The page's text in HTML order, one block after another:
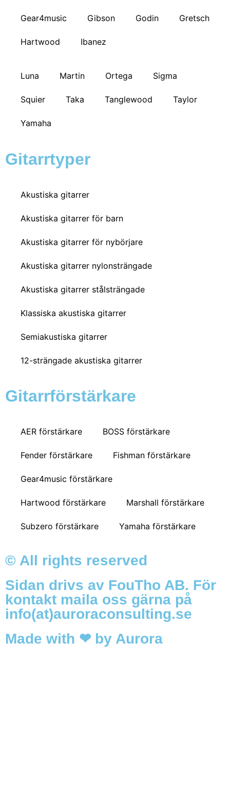
Gear4music Gibson Godin Gretsch
Hartwood Ibanez
Luna Martin Ortega Sigma
Squier Taka Tanglewood Taylor
Yamaha
Gitarrtyper
Akustiska gitarrer
Akustiska gitarrer för barn
Akustiska gitarrer för nybörjare
Akustiska gitarrer nylonsträngade
Akustiska gitarrer stålsträngade
Klassiska akustiska gitarrer
Semiakustiska gitarrer
12-strängade akustiska gitarrer
Gitarrförstärkare
AER förstärkare BOSS förstärkare
Fender förstärkare Fishman förstärkare
Gear4music förstärkare
Hartwood förstärkare Marshall förstärkare
Subzero förstärkare Yamaha förstärkare
© All rights reserved
Sidan drivs av FouTho AB. För
kontakt maila oss gärna på
info(at)auroraconsulting.se
Made with ❤ by Aurora